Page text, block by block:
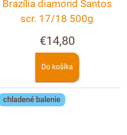
Brazília diamond Santos
scr. 17/18 500g
€14,80
Do košíka
chladené balenie